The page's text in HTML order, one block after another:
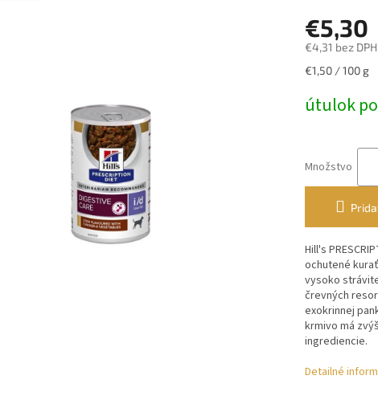
€5,30
€4,31 bez DPH
Jednotková
€1,50 / 100 g
útulok
Množstvo
Hill's
ochutené
vysoko
črevných
exokrinnej
krmivo má
ingrediencie.
Detailné